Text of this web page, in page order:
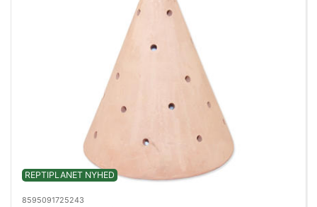
REPTIPLANET NYHED
8595091725243